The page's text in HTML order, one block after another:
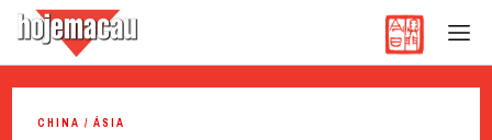
CHINA / ÁSIA